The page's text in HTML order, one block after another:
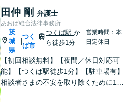
田仲 剛 弁護士
あおば総合法律事務所
茨
城
県
つく
ば市
つくば駅か
ら徒歩1分
営業時間：本
日定休日
【初回相談無料】【夜間／休日対応可
能】【つくば駅徒歩1分】【駐車場有】
相談者さまの不安を取り除くために1件